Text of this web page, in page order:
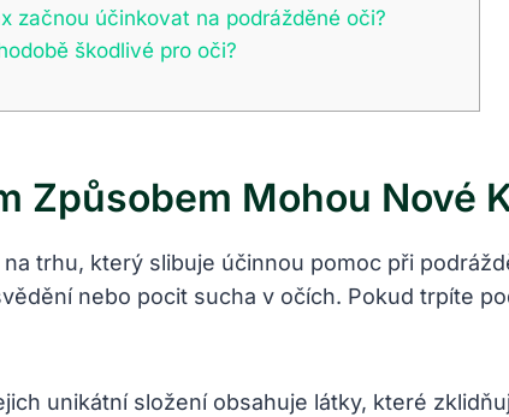
začnou účinkovat na podrážděné oči?
škodlivé pro oči?
Způsobem Mohou Nové
trhu, který slibuje účinnou pomoc při
nebo pocit sucha v očích. Pokud trpíte
unikátní složení obsahuje látky, které